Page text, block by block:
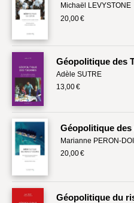
Michaël LEVYSTONE
20,00 €
Géopolitique des
Adèle SUTRE
13,00 €
Géopolitique des
Marianne PERON-
20,00 €
Géopolitique du